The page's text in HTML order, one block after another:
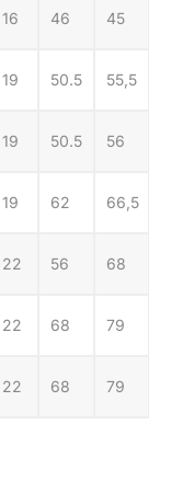
16 46 45
19 50.5 55,5
19 50.5 56
19 62 66,5
22 56 68
22 68 79
22 68 79